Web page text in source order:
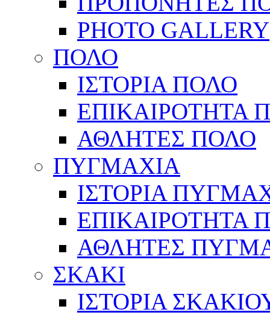
PHOTO GALLERY
ΠΟΛΟ
ΙΣΤΟΡΙΑ ΠΟΛΟ
ΕΠΙΚΑΙΡΟΤΗΤΑ
ΑΘΛΗΤΕΣ ΠΟΛΟ
ΠΥΓΜΑΧΙΑ
ΙΣΤΟΡΙΑ
ΕΠΙΚΑΙΡΟΤΗΤΑ
ΑΘΛΗΤΕΣ
ΣΚΑΚΙ
ΙΣΤΟΡΙΑ